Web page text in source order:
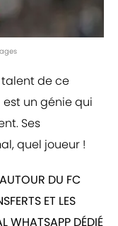
de ce
est un génie qui
Ses
quel joueur !
DU FC
ET LES
WHATSAPP DÉDIÉ